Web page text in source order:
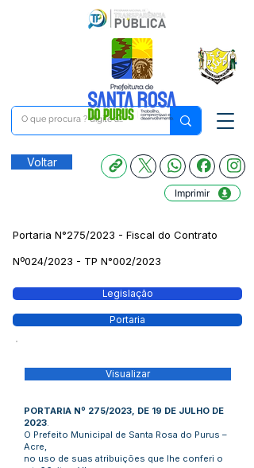
Voltar
Imprimir
Portaria N°275/2023 - Fiscal do Contrato
Nº024/2023 - TP N°002/2023
Legislação
Portaria
Visualizar
PORTARIA Nº 275/2023, DE 19 DE JULHO DE
2023.
O Prefeito Municipal de Santa Rosa do Purus –
Acre,
no uso de suas atribuições que lhe conferi o